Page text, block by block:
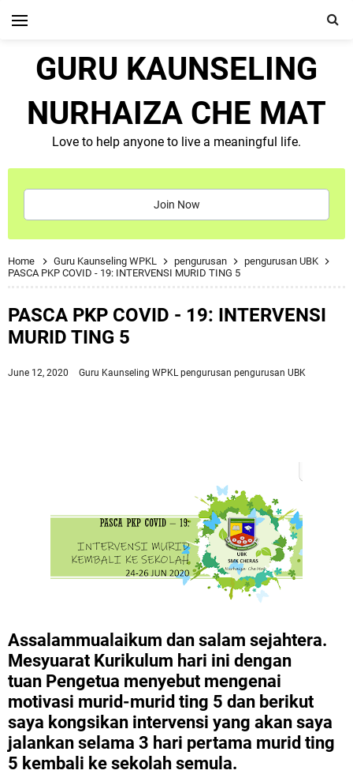
GURU KAUNSELING
NURHAIZA CHE MAT
Love to help anyone to live a meaningful life.
Join Now
Home Guru Kaunseling WPKL pengurusan
pengurusan UBK
PASCA PKP COVID - 19: INTERVENSI MURID TING 5
PASCA PKP COVID - 19: INTERVENSI
MURID TING 5
June 12, 2020 Guru Kaunseling WPKLpengurusan pengurusan UBK
Assalammualaikum dan salam sejahtera.
Mesyuarat Kurikulum hari ini dengan
tuan Pengetua menyebut mengenai
motivasi murid-murid ting 5 dan berikut
saya kongsikan intervensi yang akan saya
jalankan selama 3 hari pertama murid ting
5 kembali ke sekolah semula.